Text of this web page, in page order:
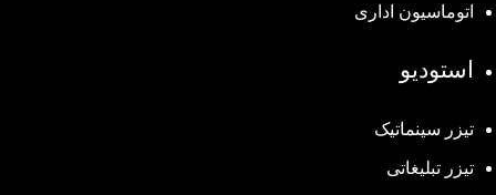
اتوماسیون اداری
استودیو
تیزر سینماتیک
تیزر تبلیغاتی